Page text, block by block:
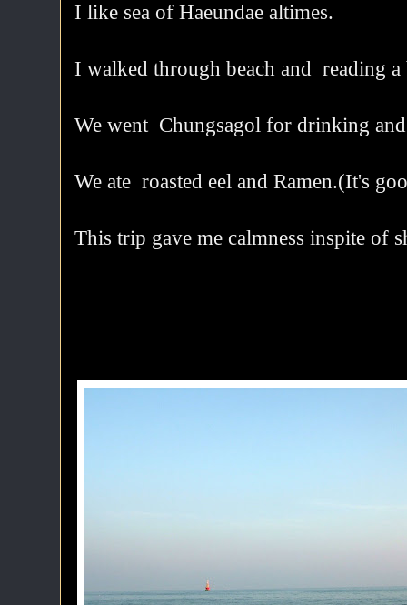
I like sea of Haeundae altimes.
I walked through beach and reading
We went Chungsagol for drinking
We ate roasted eel and Ramen.(It's
This trip gave me calmness inspite of